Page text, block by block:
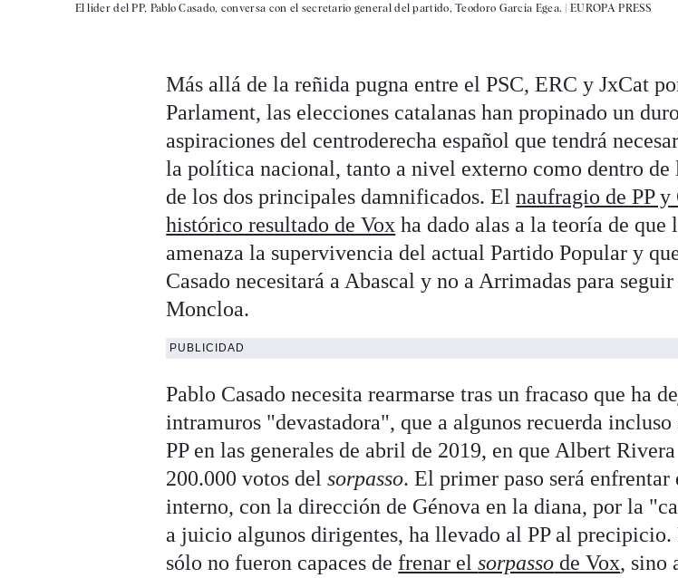
El líder del PP, Pablo Casado, conversa con el secretario general del partido, Teodoro García Egea. |EUROPA PRESS
Más allá de la reñida pugna entre el PSC, ERC y JxCat
Parlament, las elecciones catalanas han propinado un
aspiraciones del centroderecha español que tendrá
la política nacional, tanto a nivel externo como dentro de
de los dos principales damnificados. Elnaufragio de PP
histórico resultado de Vox ha dado alas a la teoría de
amenaza la supervivencia del actual Partido Popular y
Casado necesitará a Abascal y no a Arrimadas para
Moncloa.
PUBLICIDAD
Pablo Casado necesita rearmarse tras un fracaso que ha
intramuros "devastadora", que a algunos recuerda
PP en las generales de abril de 2019, en que Albert
200.000 votos delsorpasso. El primer paso será enfrentar
interno, con la dirección de Génova en la diana, por la
a juicio algunos dirigentes, ha llevado al PP al precipicio.
sólo no fueron capaces defrenar elsorpasso de Vox, sino